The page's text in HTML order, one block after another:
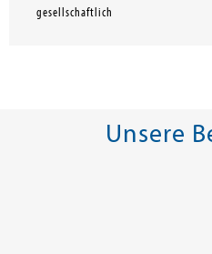
gesellschaftlich
Unsere